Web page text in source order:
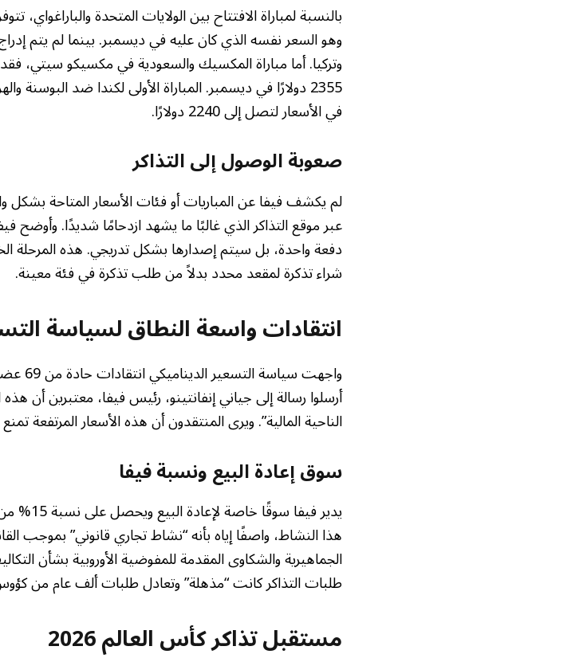
وهو السعر نفسه الذي كان عليه في ديسمبر. بينما لم يتم إدراج
2355 دولارًا في ديسمبر. المباراة الأولى لكندا ضد
في الأسعار لتصل إلى 2240 دولارًا.
صعوبة الوصول إلى التذاكر
لم يكشف فيفا عن المباريات أو فئات الأسعار المتاحة
دفعة واحدة، بل سيتم إصدارها بشكل تدريجي. هذه المرحلة
شراء تذكرة لمقعد محدد بدلاً من طلب تذكرة في فئة معينة.
انتقادات واسعة النطاق لسياسة
واجهت
أرسلوا رسالة إلى جياني إنفانتينو، رئيس فيفا، معتبرين أن
الناحية المالية”. ويرى المنتقدون أن هذه الأسعار المرتفعة
سوق إعادة البيع ونسبة فيفا
يدير
هذا النشاط، واصفًا إياه بأنه “نشاط تجاري قانوني” بموجب
الجماهيرية والشكاوى المقدمة للمفوضية الأوروبية بشأن
طلبات التذاكر كانت “مذهلة” وتعادل طلبات ألف عام من
مستقبلتذاكر كأس العالم 2026